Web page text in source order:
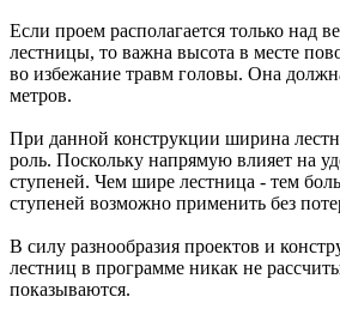
Если проем располагается только над
лестницы, то важна высота в месте
во избежание травм головы. Она
метров.
При данной конструкции ширина
роль. Поскольку напрямую влияет на
ступеней. Чем шире лестница - тем
ступеней возможно применить без
В силу разнообразия проектов и
лестниц в программе никак не
показываются.